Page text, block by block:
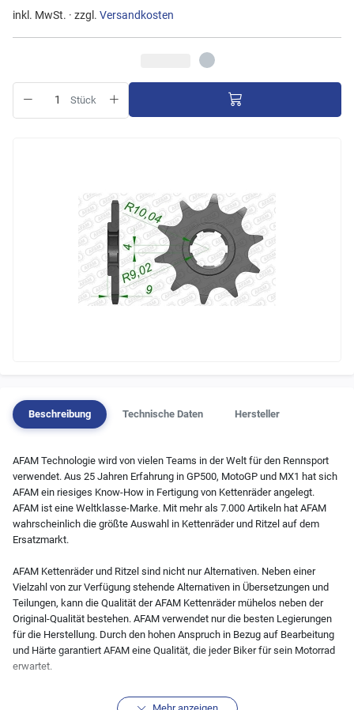
inkl. MwSt. · zzgl. Versandkosten
Stück
Beschreibung Technische Daten Hersteller
AFAM Technologie wird von vielen Teams in der Welt für den Rennsport
verwendet. Aus 25 Jahren Erfahrung in GP500, MotoGP und MX1 hat sich
AFAM ein riesiges Know-How in Fertigung von Kettenräder angelegt.
AFAM ist eine Weltklasse-Marke. Mit mehr als 7.000 Artikeln hat AFAM
wahrscheinlich die größte Auswahl in Kettenräder und Ritzel auf dem
Ersatzmarkt.
AFAM Kettenräder und Ritzel sind nicht nur Alternativen. Neben einer
Vielzahl von zur Verfügung stehende Alternativen in Übersetzungen und
Teilungen, kann die Qualität der AFAM Kettenräder mühelos neben der
Original-Qualität bestehen. AFAM verwendet nur die besten Legierungen
für die Herstellung. Durch den hohen Anspruch in Bezug auf Bearbeitung
und Härte garantiert AFAM eine Qualität, die jeder Biker für sein Motorrad
erwartet.
Achtung: Sollte das Produkt momentan nicht verfügbar sein, greifen wir